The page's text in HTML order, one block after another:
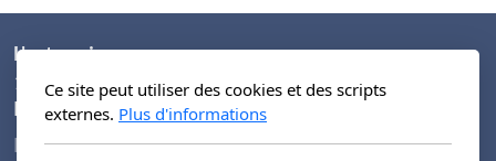
L'entreprise
123 Street, Genève
Menu principal
Le Festival
Ce site peut utiliser des cookies et des scripts
externes. Plus d'informations